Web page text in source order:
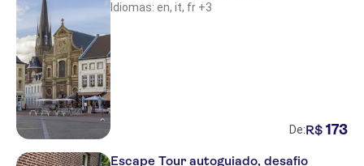
Idiomas: en, it, fr +3
De:R$ 173
Escape Tour autoguiado, desafio